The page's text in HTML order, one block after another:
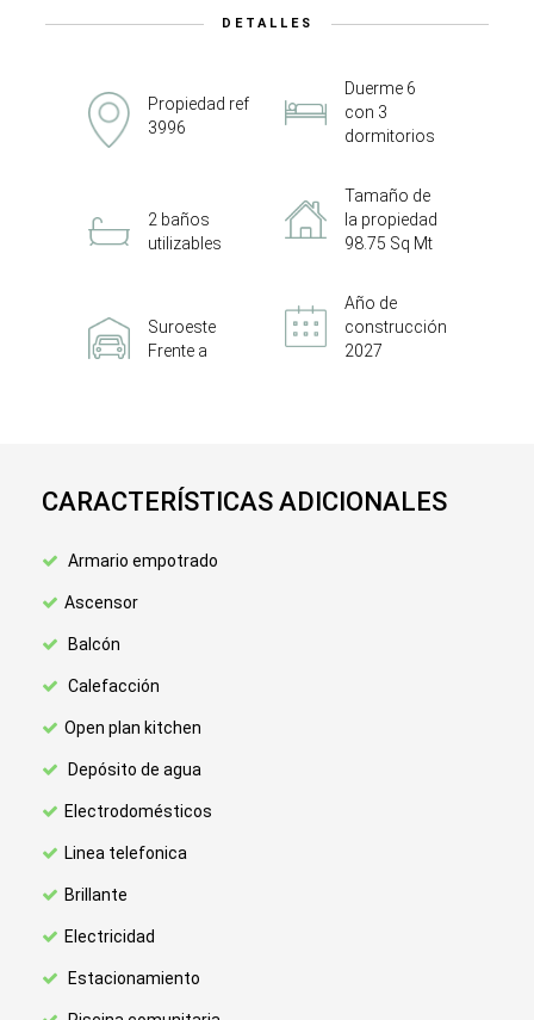
DETALLES
Propiedad ref
3996
Duerme 6
con 3
dormitorios
2 baños
utilizables
Tamaño de
la propiedad
98.75 Sq Mt
Suroeste
Frente a
Año de
construcción
2027
CARACTERÍSTICAS ADICIONALES
Armario empotrado
Ascensor
Balcón
Calefacción
Open plan kitchen
Depósito de agua
Electrodomésticos
Linea telefonica
Brillante
Electricidad
Estacionamiento